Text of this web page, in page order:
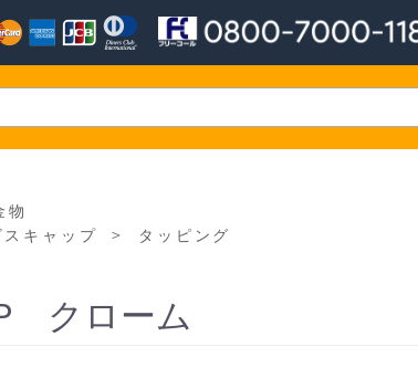
物
キャップ
＞
タッピング
クローム